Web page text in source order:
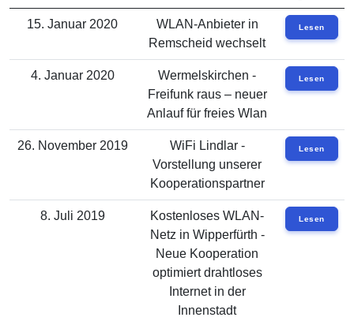
15. Januar 2020
WLAN-Anbieter in
Remscheid wechselt
Lesen
4. Januar 2020
Wermelskirchen -
Freifunk raus – neuer
Anlauf für freies Wlan
Lesen
26. November 2019
WiFi Lindlar -
Vorstellung unserer
Kooperationspartner
Lesen
8. Juli 2019
Kostenloses WLAN-
Netz in Wipperfürth -
Neue Kooperation
optimiert drahtloses
Internet in der
Innenstadt
Lesen